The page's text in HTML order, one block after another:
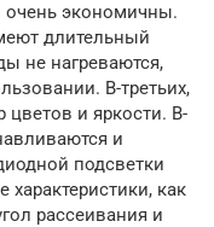
очень экономичны.
длительный
не нагреваются,
В-третьих,
и яркости. В-
и
подсветки
как
рассеивания и